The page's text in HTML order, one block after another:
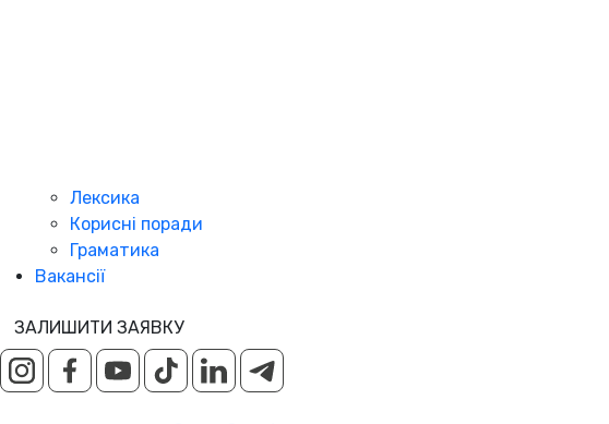
Лексика
Корисні поради
Граматика
Вакансії
ЗАЛИШИТИ ЗАЯВКУ